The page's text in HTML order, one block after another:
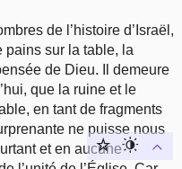
de l’histoire d’Israël,
pains sur la table, la
de Dieu. Il demeure
que la ruine et le
en tant de fragments
ne puisse nous
et en aucune